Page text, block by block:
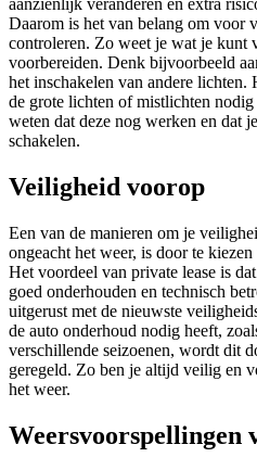
Daarom is het van belang om voor
controleren. Zo weet je wat je kunt
voorbereiden. Denk bijvoorbeeld
het inschakelen van andere
de grote lichten of mistlichten
weten dat deze nog werken en dat
schakelen.
Veiligheid voorop
Een van de manieren om je
ongeacht het weer, is door te
Het voordeel van private lease is
goed onderhouden en technisch
uitgerust met de nieuwste
de auto onderhoud nodig heeft,
verschillende seizoenen, wordt dit
geregeld. Zo ben je altijd veilig en
het weer.
Weersvoorspellingen